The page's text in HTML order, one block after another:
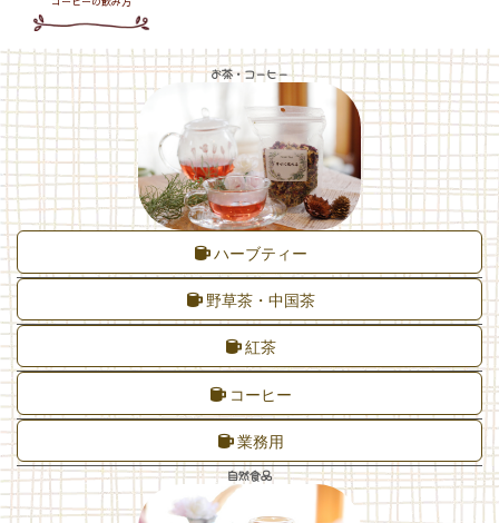
お茶・コーヒー
ハーブティー
野草茶・中国茶
紅茶
コーヒー
業務用
自然食品